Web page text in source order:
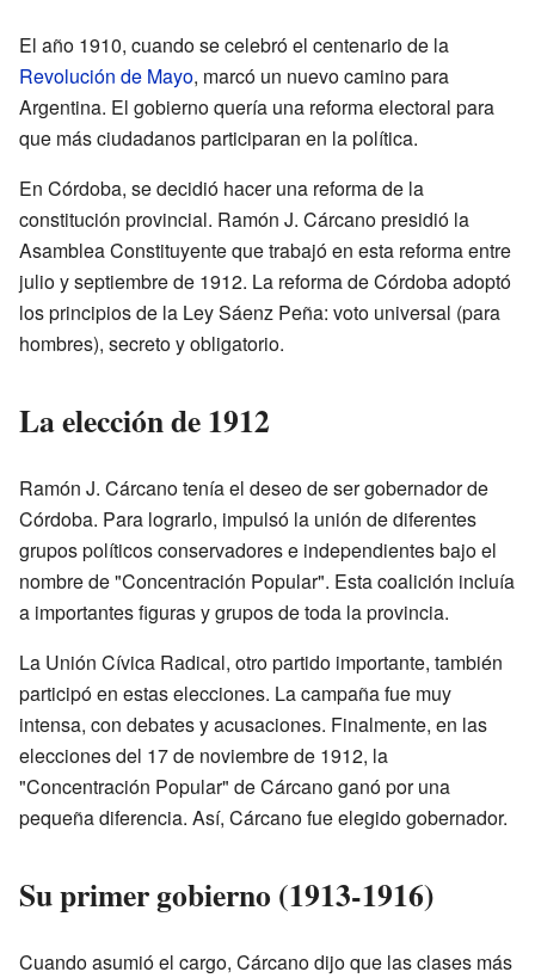
El año 1910, cuando se celebró el centenario de la
Revolución de Mayo, marcó un nuevo camino para
Argentina. El gobierno quería una reforma electoral para
que más ciudadanos participaran en la política.
En Córdoba, se decidió hacer una reforma de la
constitución provincial. Ramón J. Cárcano presidió la
Asamblea Constituyente que trabajó en esta reforma entre
julio y septiembre de 1912. La reforma de Córdoba adoptó
los principios de la Ley Sáenz Peña: voto universal (para
hombres), secreto y obligatorio.
La elección de 1912
Ramón J. Cárcano tenía el deseo de ser gobernador de
Córdoba. Para lograrlo, impulsó la unión de diferentes
grupos políticos conservadores e independientes bajo el
nombre de "Concentración Popular". Esta coalición incluía
a importantes figuras y grupos de toda la provincia.
La Unión Cívica Radical, otro partido importante, también
participó en estas elecciones. La campaña fue muy
intensa, con debates y acusaciones. Finalmente, en las
elecciones del 17 de noviembre de 1912, la
"Concentración Popular" de Cárcano ganó por una
pequeña diferencia. Así, Cárcano fue elegido gobernador.
Su primer gobierno (1913-1916)
Cuando asumió el cargo, Cárcano dijo que las clases más